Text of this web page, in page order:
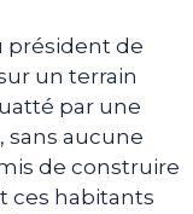
président de
un terrain
par une
sans aucune
de construire
ces habitants